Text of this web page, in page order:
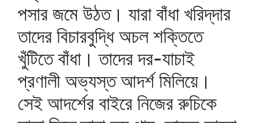
পসার জমে উঠত। যারা বাঁধা খরিদ্‌দার
তাদের বিচারবুদ্ধি অচল শক্তিতে
খুঁটিতে বাঁধা। তাদের দর-যাচাই
প্রণালী অভ্যস্ত আদর্শ মিলিয়ে।
সেই আদর্শের বাইরে নিজের রুচিকে